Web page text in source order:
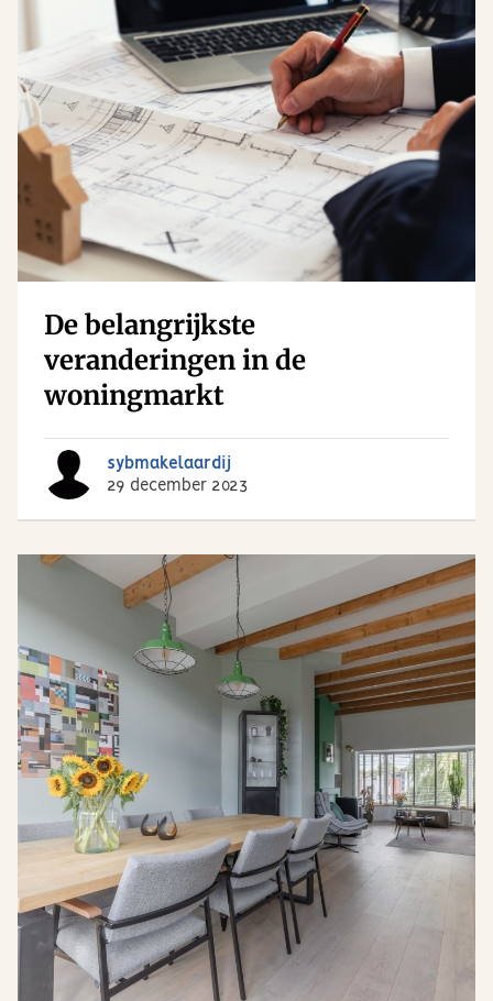
De belangrijkste
veranderingen in de
woningmarkt
sybmakelaardij
29 december 2023